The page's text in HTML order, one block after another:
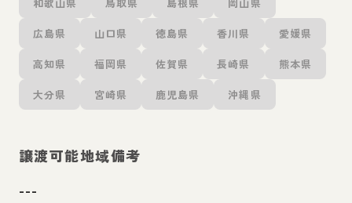
広島県 山口県 徳島県 香川県 愛媛県
高知県 福岡県 佐賀県 長崎県 熊本県
大分県 宮崎県 鹿児島県 沖縄県
譲渡可能地域備考
---